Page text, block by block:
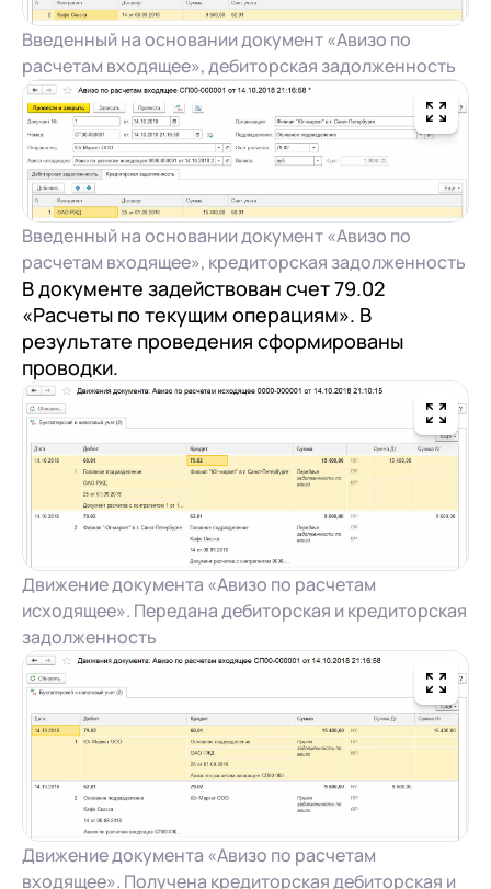
Введенный на основании документ «Авизо по
расчетам входящее», дебиторская задолженность
Введенный на основании документ «Авизо по
расчетам входящее», кредиторская задолженность
В документе задействован счет 79.02
«Расчеты по текущим операциям». В
результате проведения сформированы
проводки.
Движение документа «Авизо по расчетам
исходящее». Передана дебиторская и кредиторская
задолженность
Движение документа «Авизо по расчетам
входящее». Получена кредиторская дебиторская и